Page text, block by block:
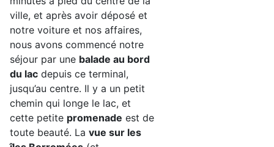
ville, et après avoir déposé et
notre voiture et nos affaires,
nous avons commencé notre
séjour par une balade au bord
du lac depuis ce terminal,
jusqu’au centre. Il y a un petit
chemin qui longe le lac, et
cette petite promenade est de
toute beauté. La vue sur les